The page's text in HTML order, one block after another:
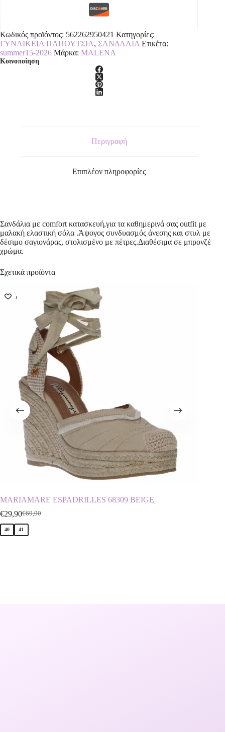
Κωδικός προϊόντος: 562262950421 Κατηγορίες:
ΓΥΝΑΙΚΕΙΑ ΠΑΠΟΥΤΣΙΑ, ΣΑΝΔΑΛΙΑ Ετικέτα:
summer15-2026 Μάρκα: MALENA
Κοινοποίηση
Περιγραφή
Επιπλέον πληροφορίες
Σανδάλια με comfort κατασκευή,για τα καθημερινά σας outfit με
μαλακή ελαστική σόλα .Άψογος συνδυασμός άνεσης και στυλ με
δέσιμο σαγιονάρας, στολισμένο με πέτρες.Διαθέσιμα σε μπρονζέ
χρώμα.
Σχετικά προϊόντα
-57%
MARIAMARE ESPADRILLES 68309 BEIGE
€69,90
€29,90
40 41